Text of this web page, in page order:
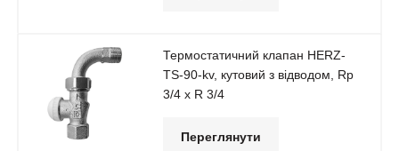
Термостатичний клапан HERZ-
TS-90-kv, кутовий з відводом, Rp
3/4 x R 3/4
Переглянути